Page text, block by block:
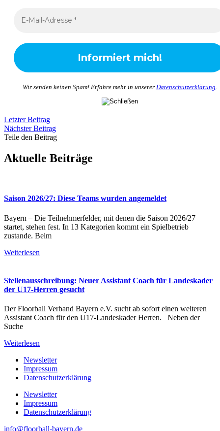
Wir senden keinen Spam! Erfahre mehr in unserer Datenschutzerklärung.
Letzter Beitrag
Nächster Beitrag
Teile den Beitrag
Aktuelle Beiträge
Saison 2026/27: Diese Teams wurden angemeldet
Bayern – Die Teilnehmerfelder, mit denen die Saison 2026/27
startet, stehen fest. In 13 Kategorien kommt ein Spielbetrieb
zustande. Beim
Weiterlesen
Stellenausschreibung: Neuer Assistant Coach für Landeskader
der U17-Herren gesucht
Der Floorball Verband Bayern e.V. sucht ab sofort einen weiteren
Assistant Coach für den U17-Landeskader Herren. Neben der
Suche
Weiterlesen
Newsletter
Impressum
Datenschutzerklärung
Newsletter
Impressum
Datenschutzerklärung
info@floorball-bayern.de